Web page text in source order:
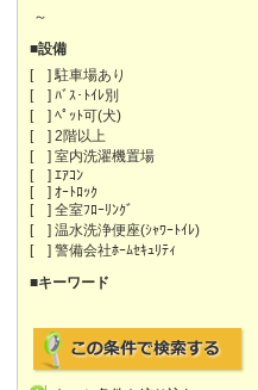
～
■設備
[ ] 駐車場あり
[ ] ﾊﾞｽ･ﾄｲﾚ別
[ ] ﾍﾟｯﾄ可(犬)
[ ] 2階以上
[ ] 室内洗濯機置場
[ ] ｴｱｺﾝ
[ ] ｵｰﾄﾛｯｸ
[ ] 全室ﾌﾛｰﾘﾝｸﾞ
[ ] 温水洗浄便座(ｼｬﾜｰﾄｲﾚ)
[ ] 警備会社ﾎｰﾑｾｷｭﾘﾃｨ
■キーワード